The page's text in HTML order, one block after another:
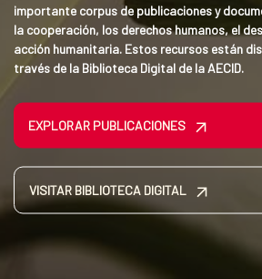
importante corpus de publicaciones y
la cooperación, los derechos humanos, el
acción humanitaria. Estos recursos están
través de la Biblioteca Digital de la AECID.
EXPLORAR PUBLICACIONES
VISITAR BIBLIOTECA DIGITAL